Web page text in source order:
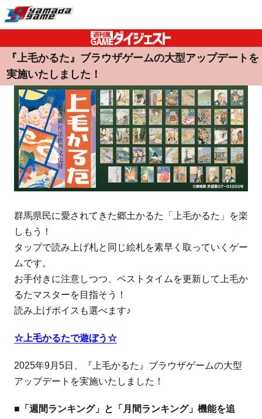
『上毛かるた』ブラウザゲームの大型アップデートを
実施いたしました！
群馬県民に愛されてきた郷土かるた「上毛かるた」を楽
しもう！
タップで読み上げ札と同じ絵札を素早く取っていくゲー
ムです。
お手付きに注意しつつ、ベストタイムを更新して上毛か
るたマスターを目指そう！
読み上げボイスも選べます♪
☆上毛かるたで遊ぼう☆
2025年9月5日、『上毛かるた』ブラウザゲームの大型
アップデートを実施いたしました！
■「週間ランキング」と「月間ランキング」機能を追